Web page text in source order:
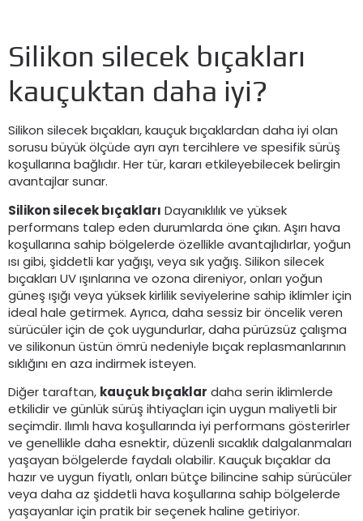
Silikon silecek bıçakları
kauçuktan daha iyi?
Silikon silecek bıçakları, kauçuk bıçaklardan daha iyi olan
sorusu büyük ölçüde ayrı ayrı tercihlere ve spesifik sürüş
koşullarına bağlıdır. Her tür, kararı etkileyebilecek belirgin
avantajlar sunar.
Silikon silecek bıçakları Dayanıklılık ve yüksek
performans talep eden durumlarda öne çıkın. Aşırı hava
koşullarına sahip bölgelerde özellikle avantajlıdırlar, yoğun
ısı gibi, şiddetli kar yağışı, veya sık yağış. Silikon silecek
bıçakları UV ışınlarına ve ozona direniyor, onları yoğun
güneş ışığı veya yüksek kirlilik seviyelerine sahip iklimler için
ideal hale getirmek. Ayrıca, daha sessiz bir öncelik veren
sürücüler için de çok uygundurlar, daha pürüzsüz çalışma
ve silikonun üstün ömrü nedeniyle bıçak replasmanlarının
sıklığını en aza indirmek isteyen.
Diğer taraftan, kauçuk bıçaklar daha serin iklimlerde
etkilidir ve günlük sürüş ihtiyaçları için uygun maliyetli bir
seçimdir. Ilımlı hava koşullarında iyi performans gösterirler
ve genellikle daha esnektir, düzenli sıcaklık dalgalanmaları
yaşayan bölgelerde faydalı olabilir. Kauçuk bıçaklar da
hazır ve uygun fiyatlı, onları bütçe bilincine sahip sürücüler
veya daha az şiddetli hava koşullarına sahip bölgelerde
yaşayanlar için pratik bir seçenek haline getiriyor.